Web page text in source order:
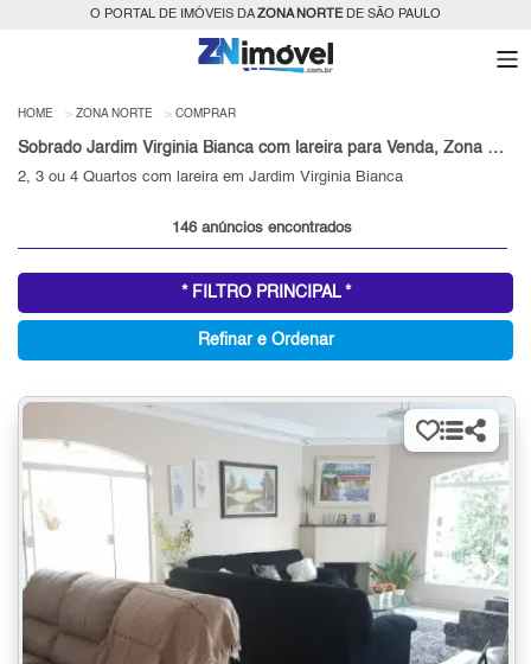
O PORTAL DE IMÓVEIS DAZONA NORTEDE SÃO PAULO
HOME ZONA NORTE COMPRAR
Sobrado Jardim Virginia Bianca com lareira para Venda, Zona Norte, SP
2, 3 ou 4 Quartos com lareira em Jardim Virginia Bianca
146 anúncios encontrados
* FILTRO PRINCIPAL *
Refinar e Ordenar